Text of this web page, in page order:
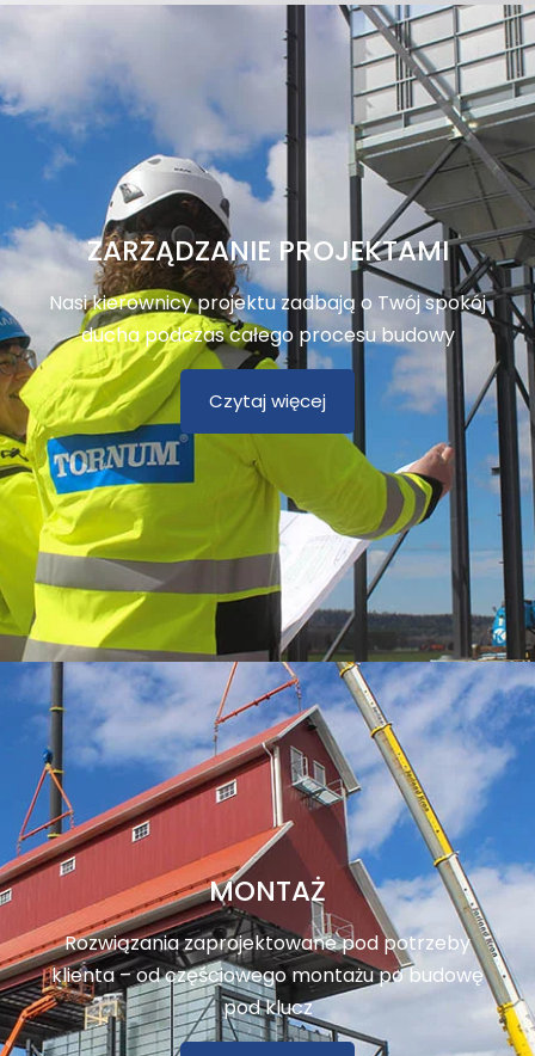
ZARZĄDZANIE PROJEKTAMI
Nasi kierownicy projektu zadbają o Twój spokój
ducha podczas całego procesu budowy
Czytaj więcej
MONTAŻ
Rozwiązania zaprojektowane pod potrzeby
klienta – od częściowego montażu po budowę
pod klucz